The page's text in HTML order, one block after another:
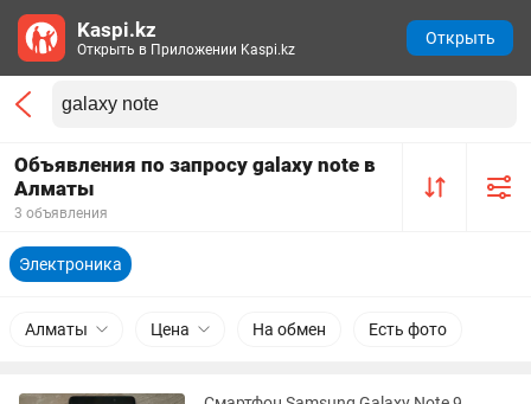
Объявления по запросу galaxy note в
Алматы
3 объявления
Электроника
Алматы Цена На обмен Есть фото
Kaspi.kz
Открыть в Приложении Kaspi.kz
Открыть